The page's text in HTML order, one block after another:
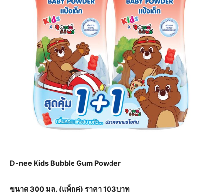
D-nee Kids Bubble Gum Powder
ขนาด 300 มล. (แพ็กคู่) ราคา 103บาท